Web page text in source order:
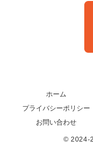
ホーム
プライバシーポリシー
お問い合わせ
© 2024-